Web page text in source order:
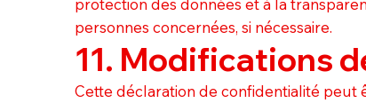
personnes concernées, si nécessaire.
11. Modifications
Cette déclaration de confidentialité peut